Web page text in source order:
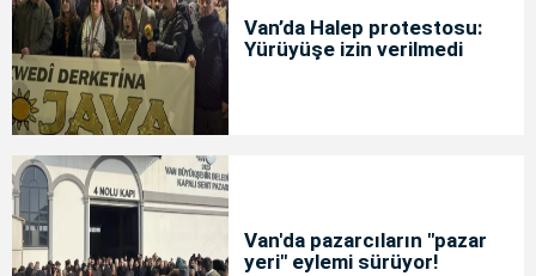
Van’da Halep protestosu:
Yürüyüşe izin verilmedi
Van'da pazarcıların "pazar
yeri" eylemi sürüyor!